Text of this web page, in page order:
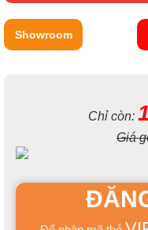
Showroom
Chỉ còn:
Giá